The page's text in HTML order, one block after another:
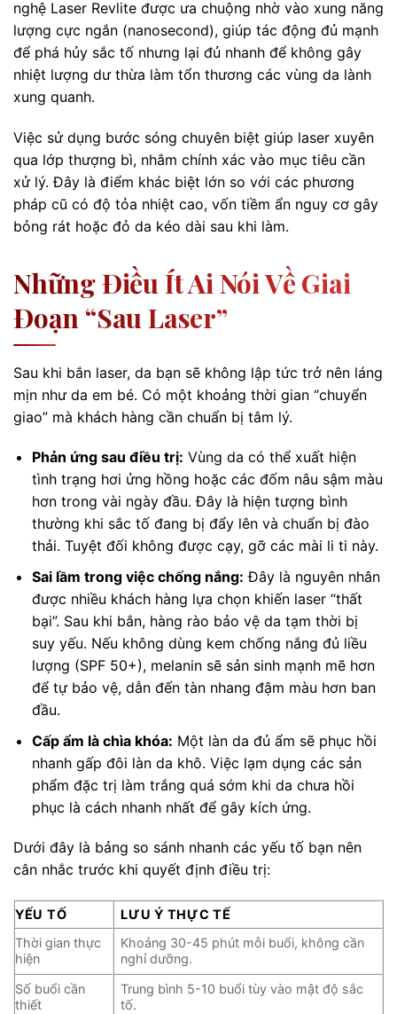
nghệ Laser Revlite được ưa chuộng nhờ vào xung năng
lượng cực ngắn (nanosecond), giúp tác động đủ mạnh
để phá hủy sắc tố nhưng lại đủ nhanh để không gây
nhiệt lượng dư thừa làm tổn thương các vùng da lành
xung quanh.
Việc sử dụng bước sóng chuyên biệt giúp laser xuyên
qua lớp thượng bì, nhắm chính xác vào mục tiêu cần
xử lý. Đây là điểm khác biệt lớn so với các phương
pháp cũ có độ tỏa nhiệt cao, vốn tiềm ẩn nguy cơ gây
bỏng rát hoặc đỏ da kéo dài sau khi làm.
Những Điều Ít Ai Nói Về Giai
Đoạn “sau Laser”
Sau khi bắn laser, da bạn sẽ không lập tức trở nên láng
mịn như da em bé. Có một khoảng thời gian “chuyển
giao” mà khách hàng cần chuẩn bị tâm lý.
Phản ứng sau điều trị: Vùng da có thể xuất hiện
tình trạng hơi ửng hồng hoặc các đốm nâu sậm màu
hơn trong vài ngày đầu. Đây là hiện tượng bình
thường khi sắc tố đang bị đẩy lên và chuẩn bị đào
thải. Tuyệt đối không được cạy, gỡ các mài li ti này.
Sai lầm trong việc chống nắng: Đây là nguyên nhân
được nhiều khách hàng lựa chọn khiến laser “thất
bại”. Sau khi bắn, hàng rào bảo vệ da tạm thời bị
suy yếu. Nếu không dùng kem chống nắng đủ liều
lượng (SPF 50+), melanin sẽ sản sinh mạnh mẽ hơn
để tự bảo vệ, dẫn đến tàn nhang đậm màu hơn ban
đầu.
Cấp ẩm là chìa khóa: Một làn da đủ ẩm sẽ phục hồi
nhanh gấp đôi làn da khô. Việc lạm dụng các sản
phẩm đặc trị làm trắng quá sớm khi da chưa hồi
phục là cách nhanh nhất để gây kích ứng.
Dưới đây là bảng so sánh nhanh các yếu tố bạn nên
cân nhắc trước khi quyết định điều trị:
YẾU TỐ
LƯU Ý THỰC TẾ
Thời gian thực
hiện
Khoảng 30-45 phút mỗi buổi, không cần
nghỉ dưỡng.
Số buổi cần
thiết
Trung bình 5-10 buổi tùy vào mật độ sắc
tố.